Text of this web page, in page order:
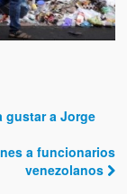
gustar a Jorge
a funcionarios
venezolanos